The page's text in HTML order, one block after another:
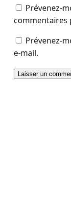
Prévenez-
commentaires
Prévenez-
e-mail.